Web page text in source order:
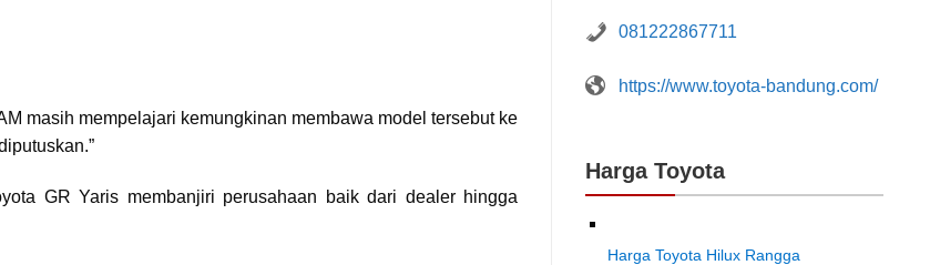
masih mempelajari kemungkinan membawa model tersebut ke
GR Yaris membanjiri perusahaan baik dari dealer hingga
081222867711
https://www.toyota-bandung.com/
Harga Toyota
Harga Toyota Hilux Rangga